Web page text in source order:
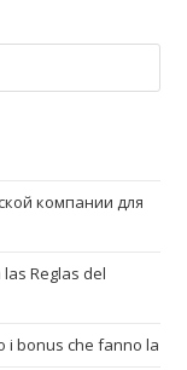
компании для
Reglas del
i bonus che fanno la